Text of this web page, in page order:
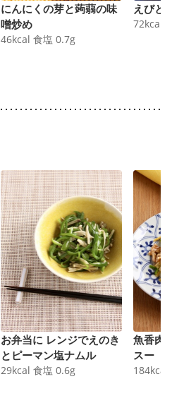
にんにくの芽と蒟蒻の味
噌炒め
46kcal 食塩 0.7g
えびと
72kcal
お弁当に レンジでえのき
とピーマン塩ナムル
29kcal 食塩 0.6g
魚香肉
スー
184kcal